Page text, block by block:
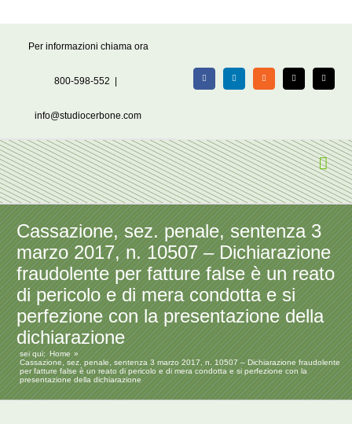
Per informazioni chiama ora
800-598-552
info@studiocerbone.com
FacebookLinkedIn Rss X Email
Cassazione, sez. penale, sentenza 3
marzo 2017, n. 10507 – Dichiarazione
fraudolente per fatture false è un reato
di pericolo e di mera condotta e si
perfezione con la presentazione della
dichiarazione
sei qui: Home
Cassazione, sez. penale, sentenza 3 marzo 2017, n. 10507 – Dichiarazione fraudolente
per fatture false è un reato di pericolo e di mera condotta e si perfezione con la
presentazione della dichiarazione